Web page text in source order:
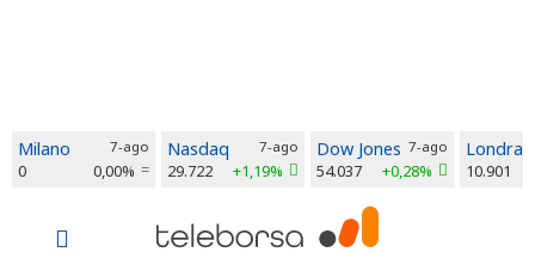
Milano 7-ago
0 0,00%
Nasdaq 7-ago
29.722 +1,19%
Dow Jones 7-ago
54.037 +0,28%
Londra
10.901